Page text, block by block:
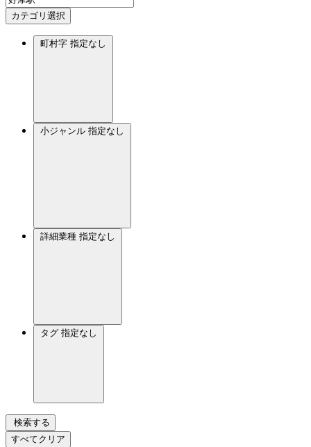
カテゴリ選択
町村字 指定なし
小ジャンル 指定なし
詳細業種 指定なし
タグ 指定なし
検索する
すべてクリア